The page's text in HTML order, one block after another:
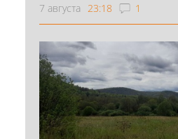
7 августа 23:18 1